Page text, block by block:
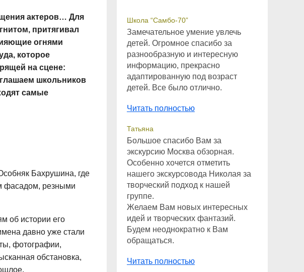
актеров… Для
притягивал
огнями
которое
на сцене:
школьников
самые
Бахрушина, где
фасадом, резными
об истории его
давно уже стали
фотографии,
обстановка,
Школа “Самбо-70”
Замечательное умение увлечь
детей. Огромное спасибо за
разнообразную и интересную
информацию, прекрасно
адаптированную под возраст
детей. Все было отлично.
Читать полностью
Татьяна
Большое спасибо Вам за
экскурсию Москва обзорная.
Особенно хочется отметить
нашего экскурсовода Николая за
творческий подход к нашей
группе.
Желаем Вам новых интересных
идей и творческих фантазий.
Будем неоднократно к Вам
обращаться.
Читать полностью